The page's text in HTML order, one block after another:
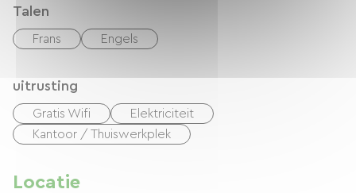
Talen
Frans Engels
uitrusting
Gratis Wifi
Elektriciteit
Kantoor / Thuiswerkplek
Locatie